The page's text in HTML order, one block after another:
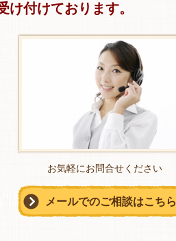
付けております。
お気軽にお問合せください
メールでのご相談はこちら